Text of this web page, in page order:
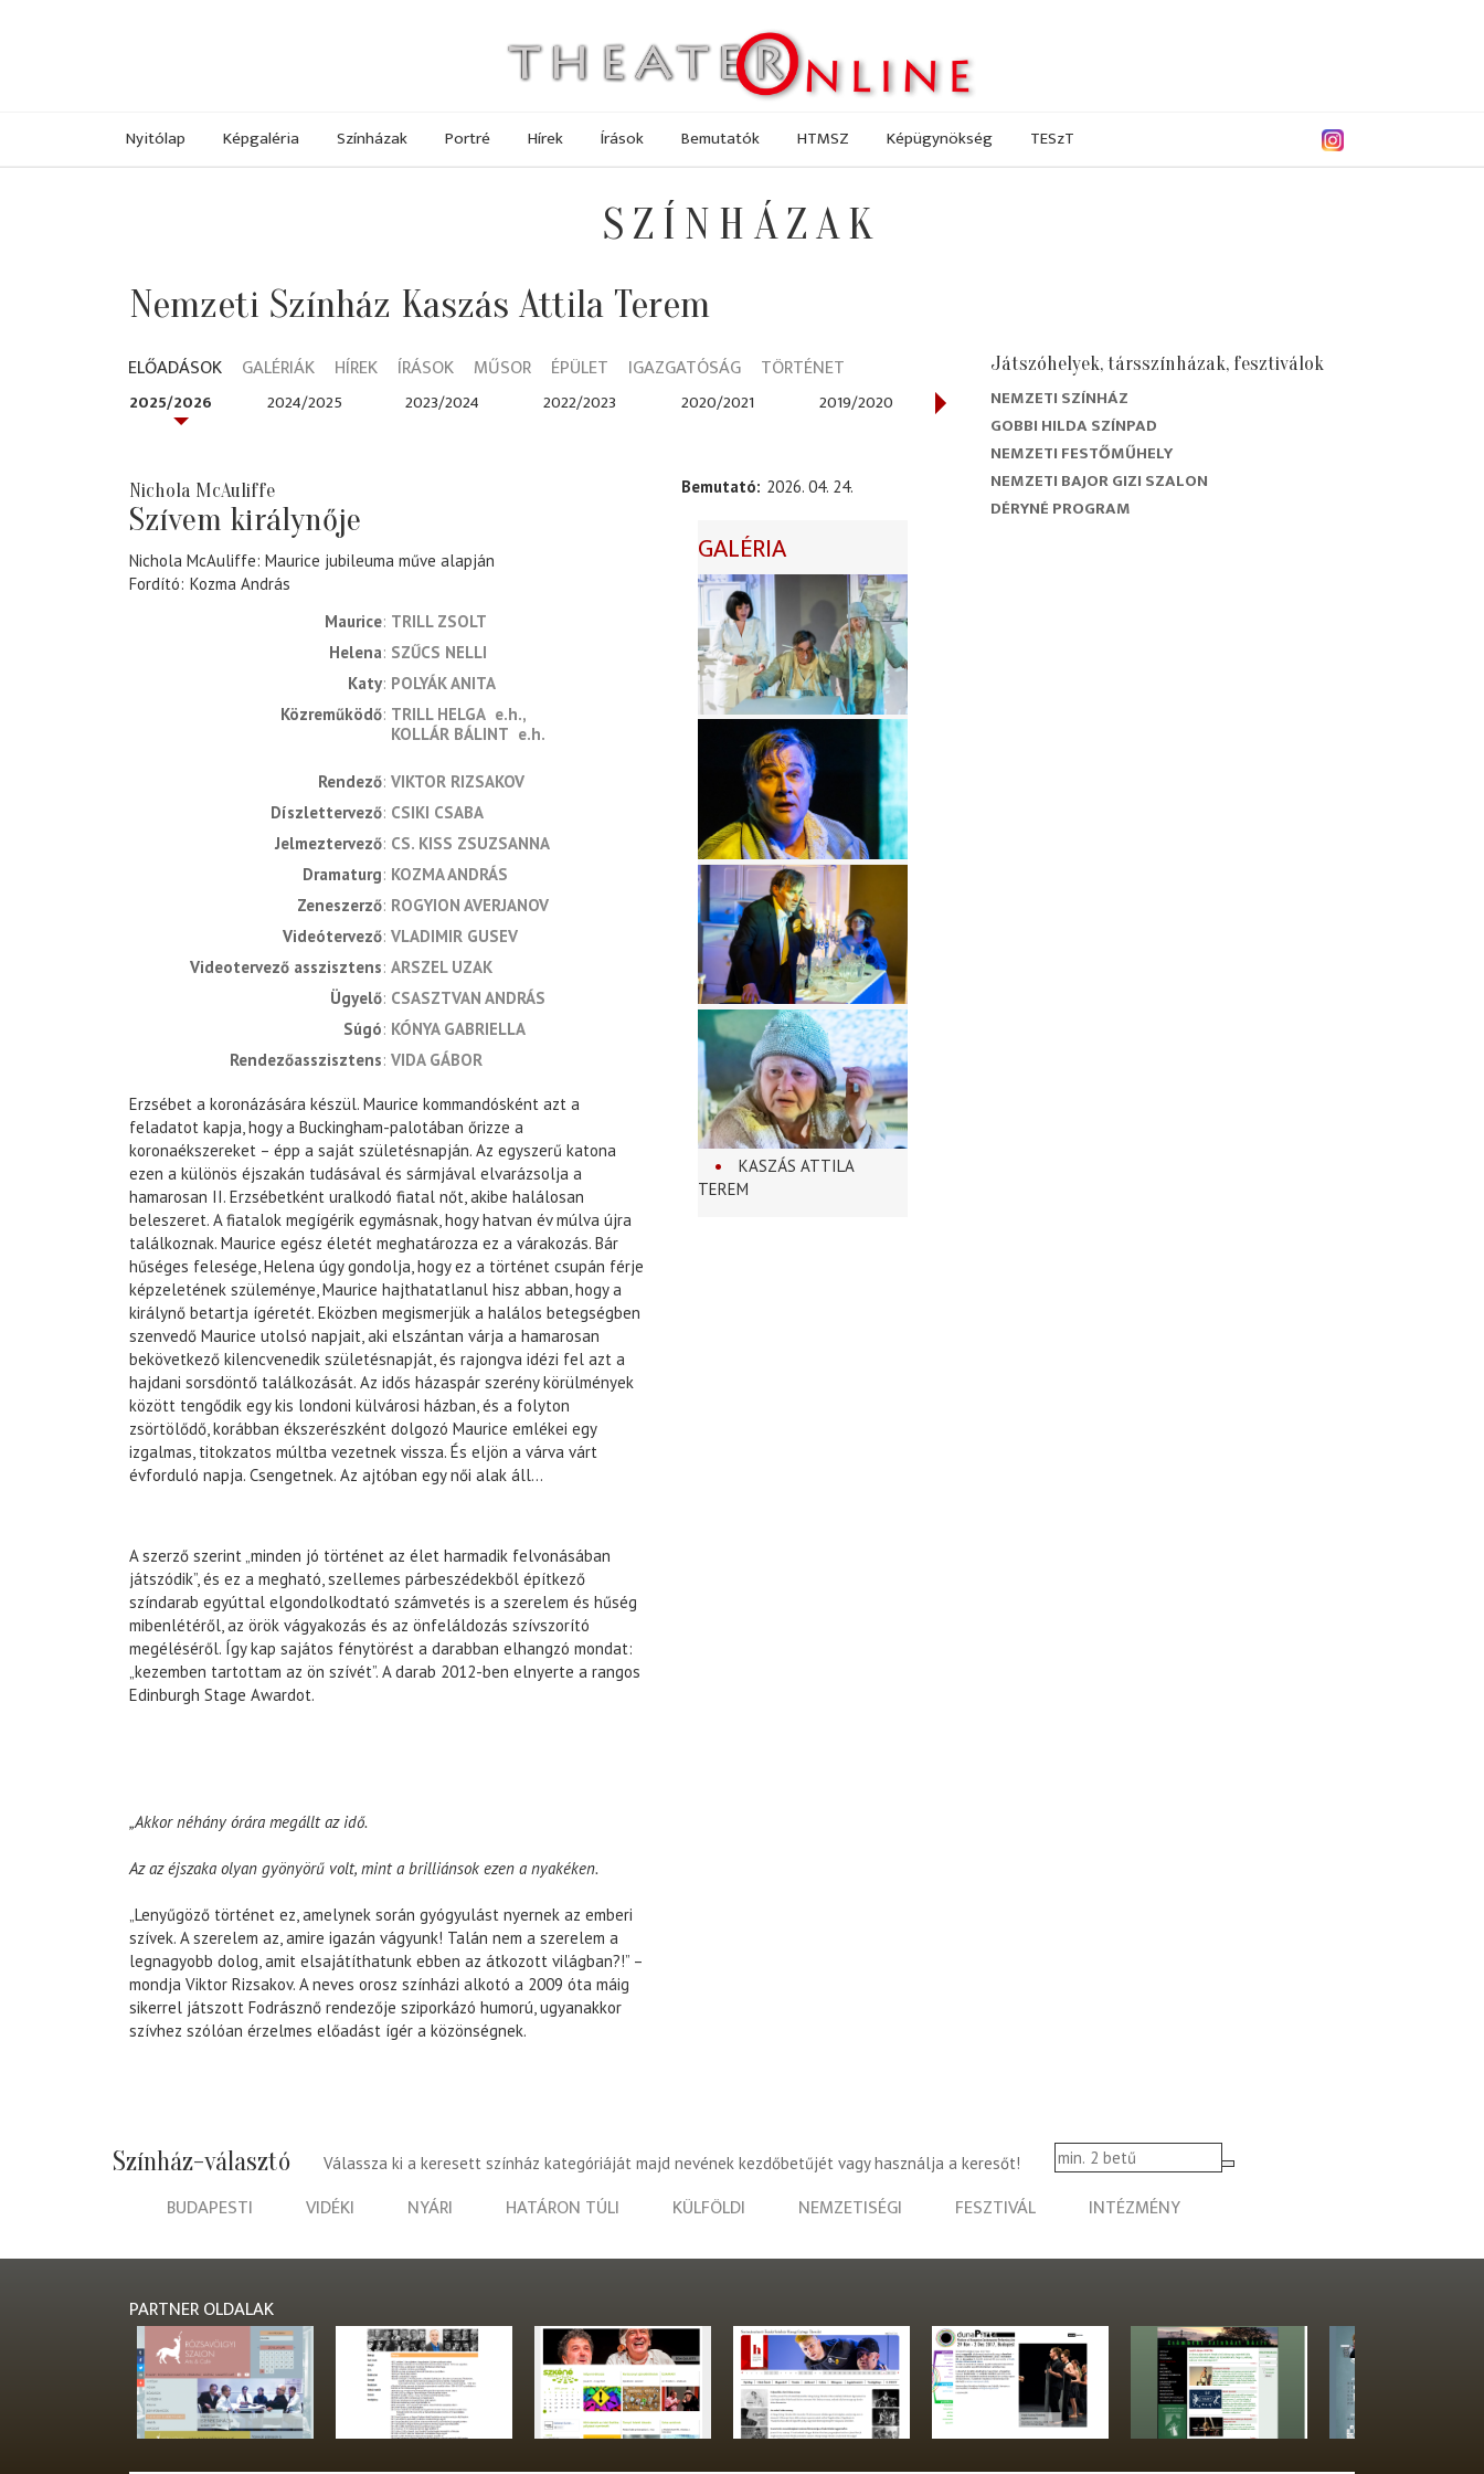
Nyitólap Képgaléria Színházak Portré Hírek Írások Bemutatók HTMSZ Képügynökség TESzT
SZÍNHÁZAK
Nemzeti Színház Kaszás Attila Terem
ELŐADÁSOK GALÉRIÁK HÍREK ÍRÁSOK MŰSOR ÉPÜLET IGAZGATÓSÁG TÖRTÉNET
2025/2026 2024/2025 2023/2024 2022/2023 2020/2021 2019/2020 2018/2019 2017/2018
Nichola McAuliffe
Szívem királynője
Nichola McAuliffe: Maurice jubileuma műve alapján
Fordító Kozma András
Maurice TRILL ZSOLT
Helena SZŰCS NELLI
Katy POLYÁK ANITA
Közreműködő TRILL HELGA e.h.
KOLLÁR BÁLINT e.h.
rendező VIKTOR RIZSAKOV
díszlettervező CSIKI CSABA
jelmeztervező CS. KISS ZSUZSANNA
dramaturg KOZMA ANDRÁS
zeneszerző ROGYION AVERJANOV
videótervező VLADIMIR GUSEV
videotervező asszisztens ARSZEL UZAK
ügyelő CSASZTVAN ANDRÁS
súgó KÓNYA GABRIELLA
rendezőasszisztens VIDA GÁBOR
Erzsébet a koronázására készül. Maurice kommandósként azt a
feladatot kapja, hogy a Buckingham-palotában őrizze a
koronaékszereket – épp a saját születésnapján. Az egyszerű katona
ezen a különös éjszakán tudásával és sármjával elvarázsolja a
hamarosan II. Erzsébetként uralkodó fiatal nőt, akibe halálosan
beleszeret. A fiatalok megígérik egymásnak, hogy hatvan év múlva újra
találkoznak. Maurice egész életét meghatározza ez a várakozás. Bár
hűséges felesége, Helena úgy gondolja, hogy ez a történet csupán férje
képzeletének szüleménye, Maurice hajthatatlanul hisz abban, hogy a
királynő betartja ígéretét. Eközben megismerjük a halálos betegségben
szenvedő Maurice utolsó napjait, aki elszántan várja a hamarosan
bekövetkező kilencvenedik születésnapját, és rajongva idézi fel azt a
hajdani sorsdöntő találkozását. Az idős házaspár szerény körülmények
között tengődik egy kis londoni külvárosi házban, és a folyton
zsörtölődő, korábban ékszerészként dolgozó Maurice emlékei egy
izgalmas, titokzatos múltba vezetnek vissza. És eljön a várva várt
évforduló napja. Csengetnek. Az ajtóban egy női alak áll...
A szerző szerint „minden jó történet az élet harmadik felvonásában
játszódik”, és ez a megható, szellemes párbeszédekből építkező
színdarab egyúttal elgondolkodtató számvetés is a szerelem és hűség
mibenlétéről, az örök vágyakozás és az önfeláldozás szívszorító
megéléséről. Így kap sajátos fénytörést a darabban elhangzó mondat:
„kezemben tartottam az ön szívét”. A darab 2012-ben elnyerte a rangos
Edinburgh Stage Awardot.
„Akkor néhány órára megállt az idő.
Az az éjszaka olyan gyönyörű volt, mint a brilliánsok ezen a nyakéken.
„Lenyűgöző történet ez, amelynek során gyógyulást nyernek az emberi
szívek. A szerelem az, amire igazán vágyunk! Talán nem a szerelem a
legnagyobb dolog, amit elsajátíthatunk ebben az átkozott világban?!” –
mondja Viktor Rizsakov. A neves orosz színházi alkotó a 2009 óta máig
sikerrel játszott Fodrásznő rendezője sziporkázó humorú, ugyanakkor
szívhez szólóan érzelmes előadást ígér a közönségnek.
Bemutató 2026. 04. 24.
GALÉRIA
KASZÁS ATTILA
TEREM
Játszóhelyek, társszínházak, fesztiválok
NEMZETI SZÍNHÁZ
GOBBI HILDA SZÍNPAD
NEMZETI FESTŐMŰHELY
NEMZETI BAJOR GIZI SZALON
DÉRYNÉ PROGRAM
Színház-választó Válassza ki a keresett színház kategóriáját majd nevének kezdőbetűjét vagy használja a keresőt!
BUDAPESTI VIDÉKI NYÁRI HATÁRON TÚLI KÜLFÖLDI NEMZETISÉGI FESZTIVÁL INTÉZMÉNY
PARTNER OLDALAK